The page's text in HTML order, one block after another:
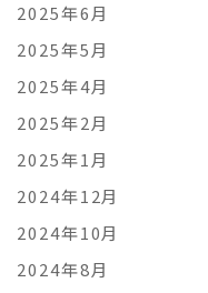
2025年6月
2025年5月
2025年4月
2025年2月
2025年1月
2024年12月
2024年10月
2024年8月